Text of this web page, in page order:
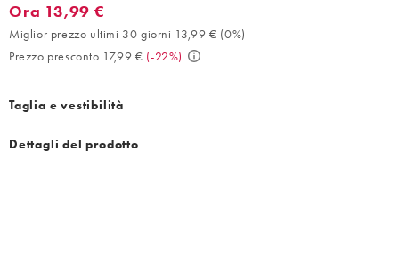
Ora 13,99 €. Miglior prezzo ultimi 30 giorni 13,99 € (0%).
Ora 13,99 €
Miglior prezzo ultimi 30 giorni 13,99 € (0%)
Prezzo presconto 17,99 € (-22%)
Taglia e vestibilità
Dettagli del prodotto